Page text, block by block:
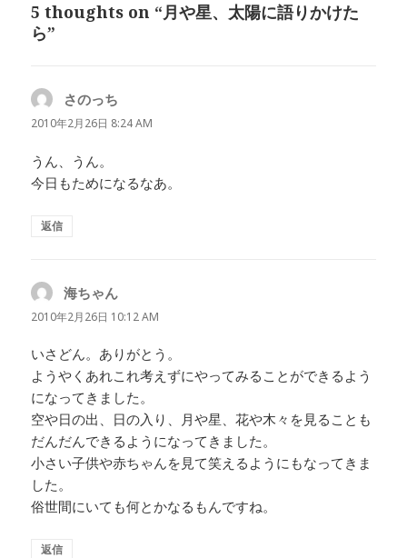
ー
5 thoughts on “月や星、太陽に語りかけた
ら”
さのっち
り:
2010年2月26日 8:24 AM
うん、うん。
今日もためになるなあ。
返信
海ちゃん
り:
2010年2月26日 10:12 AM
いさどん。ありがとう。
ようやくあれこれ考えずにやってみることができるよう
になってきました。
空や日の出、日の入り、月や星、花や木々を見ることも
だんだんできるようになってきました。
小さい子供や赤ちゃんを見て笑えるようにもなってきま
した。
俗世間にいても何とかなるもんですね。
返信